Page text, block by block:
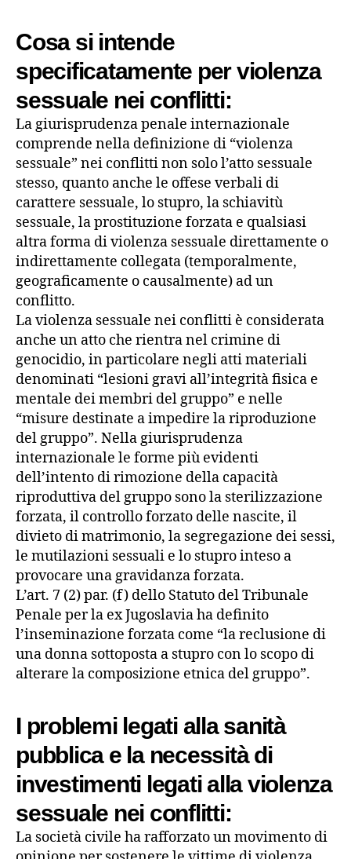
Cosa si intende
specificatamente per violenza
sessuale nei conflitti:
La giurisprudenza penale internazionale
comprende nella definizione di “violenza
sessuale” nei conflitti non solo l’atto sessuale
stesso, quanto anche le offese verbali di
carattere sessuale, lo stupro, la schiavitù
sessuale, la prostituzione forzata e qualsiasi
altra forma di violenza sessuale direttamente o
indirettamente collegata (temporalmente,
geograficamente o causalmente) ad un
conflitto.
La violenza sessuale nei conflitti è considerata
anche un atto che rientra nel crimine di
genocidio, in particolare negli atti materiali
denominati “lesioni gravi all’integrità fisica e
mentale dei membri del gruppo” e nelle
“misure destinate a impedire la riproduzione
del gruppo”. Nella giurisprudenza
internazionale le forme più evidenti
dell’intento di rimozione della capacità
riproduttiva del gruppo sono la sterilizzazione
forzata, il controllo forzato delle nascite, il
divieto di matrimonio, la segregazione dei sessi,
le mutilazioni sessuali e lo stupro inteso a
provocare una gravidanza forzata.
L’art. 7 (2) par. (f) dello Statuto del Tribunale
Penale per la ex Jugoslavia ha definito
l’inseminazione forzata come “la reclusione di
una donna sottoposta a stupro con lo scopo di
alterare la composizione etnica del gruppo”.
I problemi legati alla sanità
pubblica e la necessità di
investimenti legati allaviolenza
sessuale nei conflitti:
La società civile ha rafforzato un movimento di